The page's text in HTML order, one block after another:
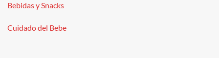
Bebidas y Snacks
Cuidado del Bebe